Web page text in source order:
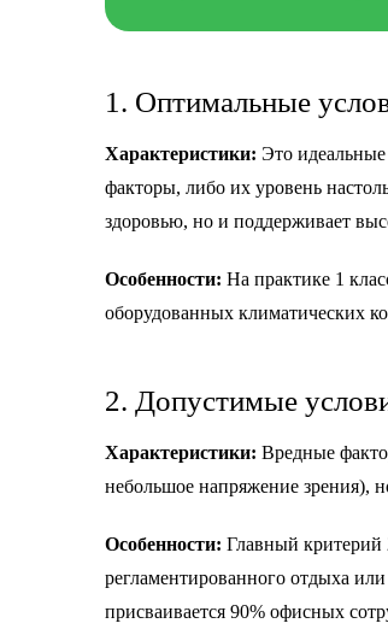
1. Оптимальные
Характеристики: Это
факторы, либо их уровень
здоровью, но и поддерживает
Особенности: На практике 1
оборудованных климатических
2. Допустимые
Характеристики: Вредные
небольшое напряжение зрения),
Особенности: Главный критерий
регламентированного отдыха
присваивается 90% офисных